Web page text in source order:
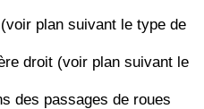
plan suivant le type de
droit (voir plan suivant le
des passages de roues